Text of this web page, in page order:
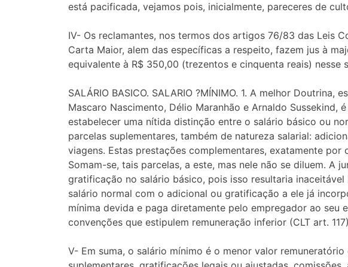
está pacificada, vejamos pois, inicialmente, pareceres de
IV- Os reclamantes, nos termos dos artigos 76/83 das Leis
Carta Maior, alem das específicas a respeito, fazem jus à
equivalente à R$ 350,00 (trezentos e cinquenta reais)
SALÁRIO BASICO. SALARIO ?MÍNIMO. 1. A melhor
Mascaro Nascimento, Délio Maranhão e Arnaldo
estabelecer uma nítida distinção entre o salário básico ou
parcelas suplementares, também de natureza salarial:
viagens. Estas prestações complementares, exatamente
Somam-se, tais parcelas, a este, mas nele não se diluem.
gratificação no salário básico, pois isso resultaria
salário normal com o adicional ou gratificação a ele já
mínima devida e paga diretamente pelo empregador ao seu
convenções que estipulem remuneração inferior (CLT art.
V- Em suma, o salário mínimo é o menor valor